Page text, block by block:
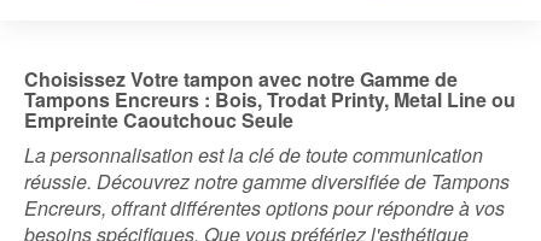
Choisissez Votre tampon avec notre Gamme de
Tampons Encreurs : Bois, Trodat Printy, Metal Line ou
Empreinte Caoutchouc Seule
La personnalisation est la clé de toute communication
réussie. Découvrez notre gamme diversifiée de Tampons
Encreurs, offrant différentes options pour répondre à vos
besoins spécifiques. Que vous préfériez l'esthétique